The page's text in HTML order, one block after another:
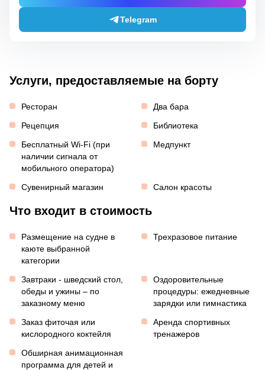
Telegram
Услуги, предоставляемые на борту
Ресторан
Два бара
Рецепция
Библиотека
Бесплатный Wi-Fi (при
наличии сигнала от
мобильного оператора)
Медпункт
Сувенирный магазин Салон красоты
Что входит в стоимость
Размещение на судне в
каюте выбранной
категории
Трехразовое питание
Завтраки - шведский стол,
обеды и ужины – по
заказному меню
Оздоровительные
процедуры: ежедневные
зарядки или гимнастика
Заказ фиточая или
кислородного коктейля
Аренда спортивных
тренажеров
Обширная анимационная
программа для детей и